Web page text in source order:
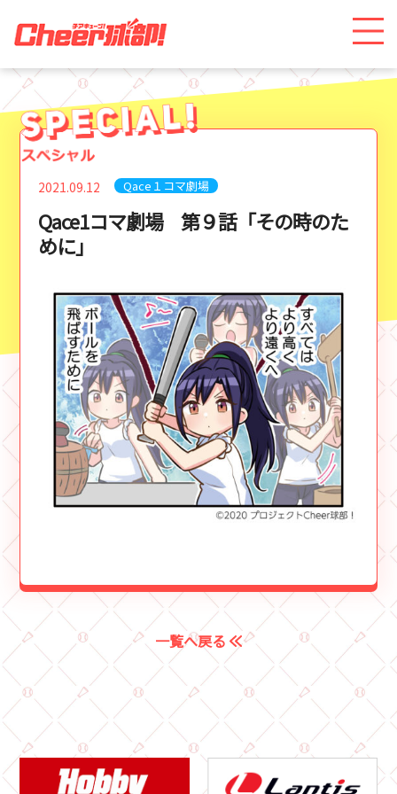
2021.09.12 Qace１コマ劇場
Qace1コマ劇場 第９話「その時のた
めに」
一覧へ戻る